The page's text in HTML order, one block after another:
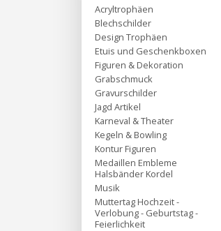
Acryltrophäen
Blechschilder
Design Trophäen
Etuis und Geschenkboxen
Figuren & Dekoration
Grabschmuck
Gravurschilder
Jagd Artikel
Karneval & Theater
Kegeln & Bowling
Kontur Figuren
Medaillen Embleme
Halsbänder Kordel
Musik
Muttertag Hochzeit -
Verlobung - Geburtstag -
Feierlichkeit